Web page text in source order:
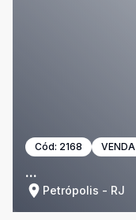
Cód: 2168 VENDA
...
Petrópolis - RJ